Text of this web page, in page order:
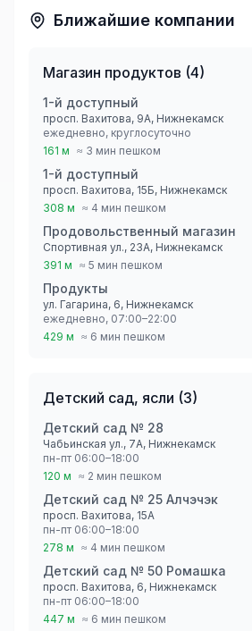
Ближайшие компании
Магазин продуктов (4)
1-й доступный
просп. Вахитова, 9А, Нижнекамск
ежедневно, круглосуточно
161 м ≈ 3 мин пешком
1-й доступный
просп. Вахитова, 15Б, Нижнекамск
308 м ≈ 4 мин пешком
Продовольственный магазин
Спортивная ул., 23А, Нижнекамск
391 м ≈ 5 мин пешком
Продукты
ул. Гагарина, 6, Нижнекамск
ежедневно, 07:00–22:00
429 м ≈ 6 мин пешком
Детский сад, ясли (3)
Детский сад № 28
Чабьинская ул., 7А, Нижнекамск
пн-пт 06:00–18:00
120 м ≈ 2 мин пешком
Детский сад № 25 Алчэчэк
просп. Вахитова, 15А
пн-пт 06:00–18:00
278 м ≈ 4 мин пешком
Детский сад № 50 Ромашка
просп. Вахитова, 6, Нижнекамск
пн-пт 06:00–18:00
447 м ≈ 6 мин пешком